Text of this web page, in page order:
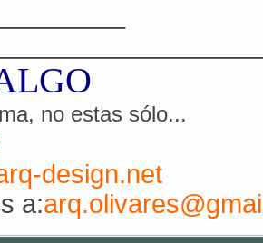
no estas sólo...
design.net
a: